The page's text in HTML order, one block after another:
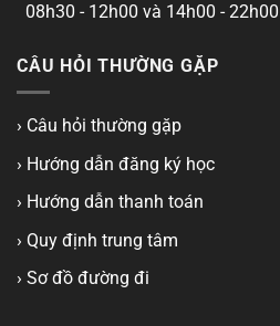
08h30 - 12h00 và 14h00 - 22h00
CÂU HỎI THƯỜNG GẶP
› Câu hỏi thường gặp
› Hướng dẫn đăng ký học
› Hướng dẫn thanh toán
› Quy định trung tâm
› Sơ đồ đường đi